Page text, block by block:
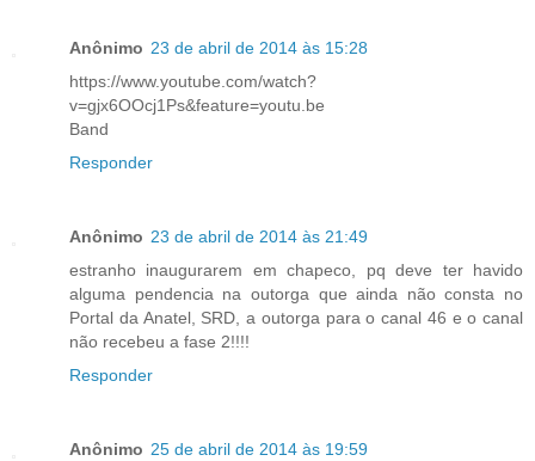
Anônimo 23 de abril de 2014 às 15:28
https://www.youtube.com/watch?
v=gjx6OOcj1Ps&feature=youtu.be
Band
Responder
Anônimo 23 de abril de 2014 às 21:49
estranho inaugurarem em chapeco, pq deve ter havido
alguma pendencia na outorga que ainda não consta no
Portal da Anatel, SRD, a outorga para o canal 46 e o canal
não recebeu a fase 2!!!!
Responder
Anônimo 25 de abril de 2014 às 19:59